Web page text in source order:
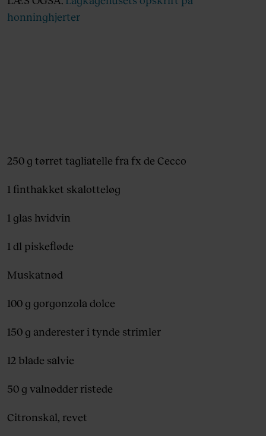
honninghjerter
250 g tørret tagliatelle fra fx de Cecco
1 finthakket skalotteløg
1 glas hvidvin
1 dl piskefløde
Muskatnød
100 g gorgonzola dolce
150 g anderester i tynde strimler
12 blade salvie
50 g valnødder ristede
Citronskal, revet